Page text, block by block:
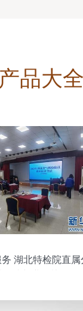
产品大全
湖北特检院直